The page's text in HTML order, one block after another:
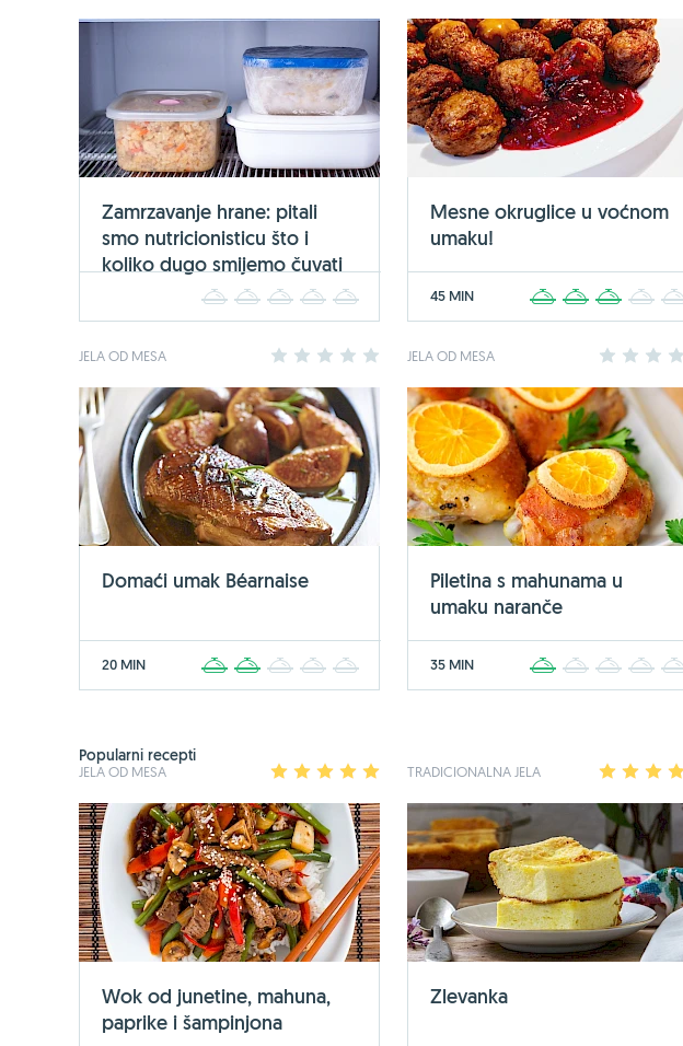
Zamrzavanje hrane: pitali
smo nutricionisticu što i
koliko dugo smijemo čuvati
2 3 4
Mesne okruglice u voćnom
umaku!
45 MIN 2 3 4
JELA OD MESA 2 3 4
Domaći umak Béarnaise
20 MIN 2 3 4
JELA OD MESA 2 3
Piletina s mahunama u
umaku naranče
35 MIN 2 3 4
Popularni recepti
JELA OD MESA 2 3 4
Wok od junetine, mahuna,
paprike i šampinjona
TRADICIONALNA JELA 2 3
Zlevanka